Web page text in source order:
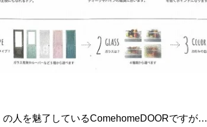
の人を魅了しているComehomeDOORですが…